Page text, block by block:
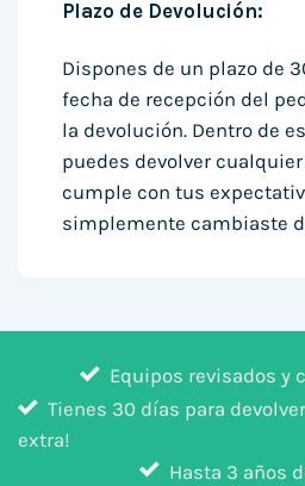
Plazo de Devolución:
Dispones de un plazo de
fecha de recepción del
la devolución. Dentro de
puedes devolver
cumple con tus
simplemente cambiaste
Equipos revisados y
Tienes 30 días para
extra!
Hasta 3 años